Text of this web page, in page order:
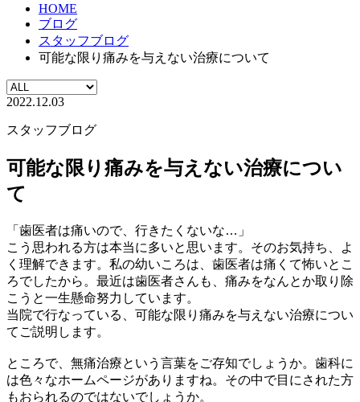
HOME
ブログ
スタッフブログ
可能な限り痛みを与えない治療について
2022.12.03
スタッフブログ
可能な限り痛みを与えない治療につい
て
「歯医者は痛いので、行きたくないな…」
こう思われる方は本当に多いと思います。そのお気持ち、よ
く理解できます。私の幼いころは、歯医者は痛くて怖いとこ
ろでしたから。最近は歯医者さんも、痛みをなんとか取り除
こうと一生懸命努力しています。
当院で行なっている、可能な限り痛みを与えない治療につい
てご説明します。
ところで、無痛治療という言葉をご存知でしょうか。歯科に
は色々なホームページがありますね。その中で目にされた方
もおられるのではないでしょうか。